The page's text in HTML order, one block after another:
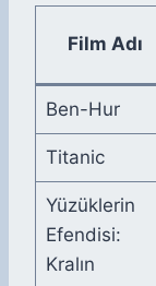
Film Adı
Ben-Hur
Titanic
Yüzüklerin
Efendisi:
Kralın